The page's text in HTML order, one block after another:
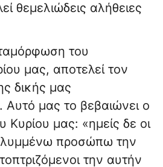
θεμελιώδεις αλήθειες
του
μας, αποτελεί τον
δικής μας
μας το βεβαιώνει ο
Κυρίου μας: «ημείς δε οι
προσώπω την
την αυτήν